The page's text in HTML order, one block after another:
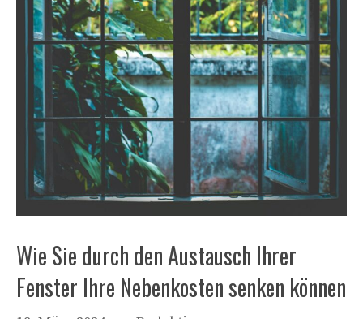
Wie Sie durch den Austausch Ihrer
Fenster Ihre Nebenkosten senken können